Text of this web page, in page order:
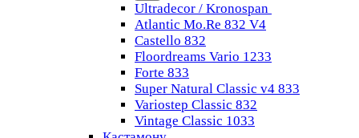
Ultradecor / Kronospan
Atlantic Mo.Re 832 V4
Castello 832
Floordreams Vario 1233
Forte 833
Super Natural Classic v4 833
Variostep Classic 832
Vintage Classic 1033